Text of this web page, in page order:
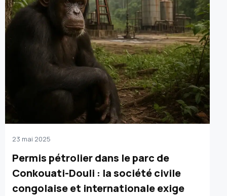
23 mai 2025
Permis pétrolier dans le parc de
Conkouati-Douli : la société civile
congolaise et internationale exige